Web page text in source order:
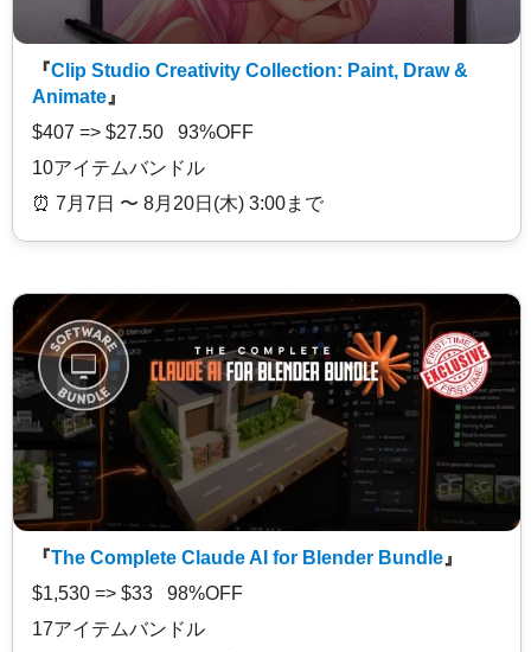
『Clip Studio Creativity Collection: Paint, Draw &
Animate 』
$407 => $27.50 93%OFF
10アイテムバンドル
⏰️ 7月7日 〜 8月20日(木) 3:00まで
『The Complete Claude AI for Blender Bundle 』
$1,530 => $33 98%OFF
17アイテムバンドル